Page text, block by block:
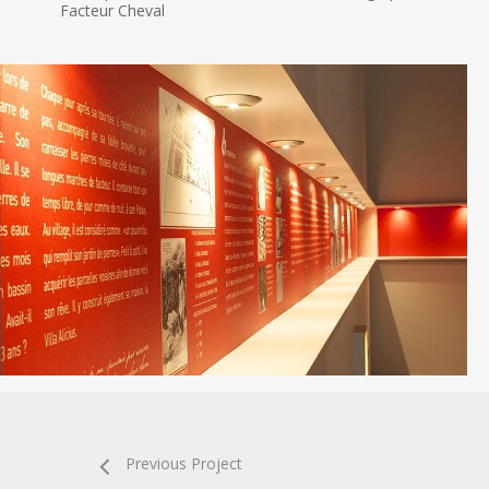
Facteur Cheval
les-
charrons-
palais-
ideal-
facteur
cheval-
2014-
scenographie
Previous Project